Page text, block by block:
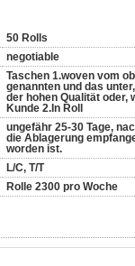
50 Rolls
negotiable
Taschen 1.woven vom
genannten und das
der hohen Qualität oder,
Kunde 2.In Roll
ungefähr 25-30 Tage,
die Ablagerung
worden ist.
L/C, T/T
Rolle 2300 pro Woche